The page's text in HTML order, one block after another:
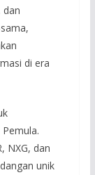
dan
di era
NXG, dan
unik